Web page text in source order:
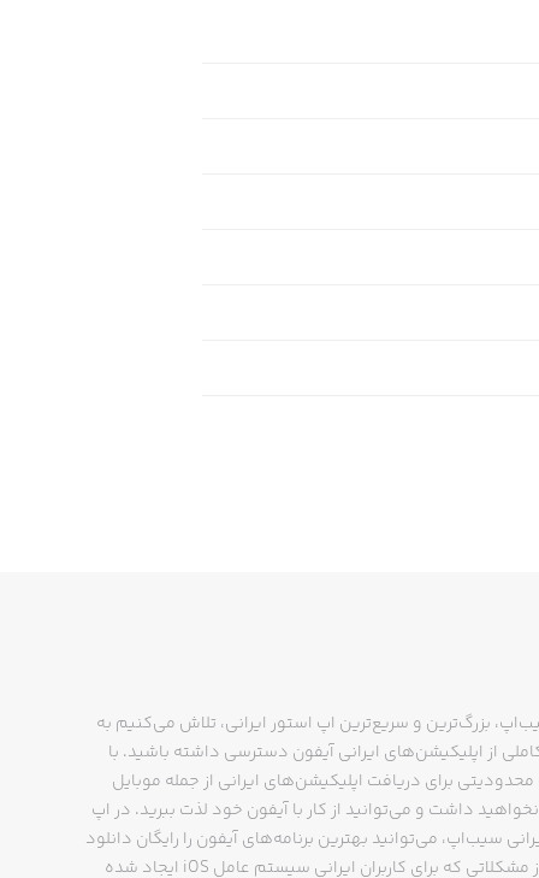
بزرگ‌ترین و سریع‌ترین اپ استور ایرانی، تلاش می‌کنیم به
از اپلیکیشن‌های ایرانی آیفون دسترسی داشته باشید. با
برای دریافت اپلیکیشن‌های ایرانی از جمله موبایل
داشت و می‌توانید از کار با آیفون خود لذت ببرید. در اپ
سیب‌اپ، می‌توانید بهترین برنامه‌های آیفون را رایگان دانلود
کنید و از مشکلاتی که برای کاربران ایرانی سیستم عامل iOS ایجاد شده